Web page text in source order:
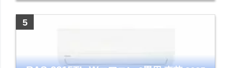
アコン GVシリーズ おもに6畳用 ピュアホワ